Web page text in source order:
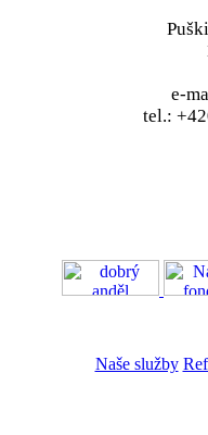
e-
tel.:
Naše služby